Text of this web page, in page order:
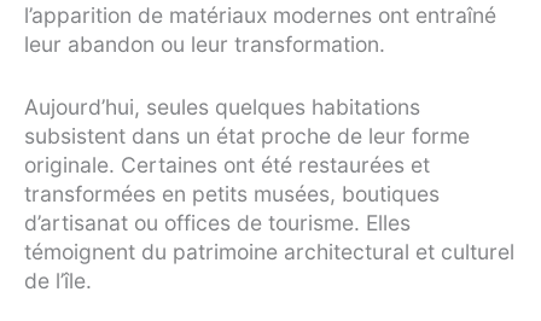
l’apparition de matériaux modernes ont entraîné
leur abandon ou leur transformation.
Aujourd’hui, seules quelques habitations
subsistent dans un état proche de leur forme
originale. Certaines ont été restaurées et
transformées en petits musées, boutiques
d’artisanat ou offices de tourisme. Elles
témoignent du patrimoine architectural et culturel
de l’île.